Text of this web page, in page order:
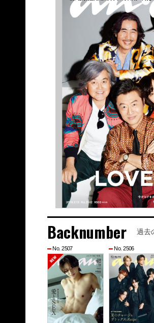
Backnumber 過去
No. 2507 No. 2506